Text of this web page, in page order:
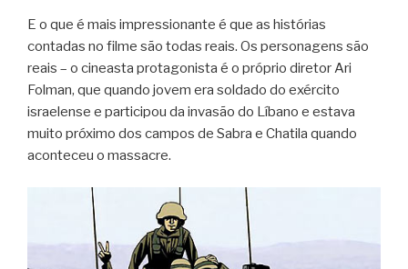
E o que é mais impressionante é que as histórias
contadas no filme são todas reais. Os personagens são
reais – o cineasta protagonista é o próprio diretor Ari
Folman, que quando jovem era soldado do exército
israelense e participou da invasão do Líbano e estava
muito próximo dos campos de Sabra e Chatila quando
aconteceu o massacre.